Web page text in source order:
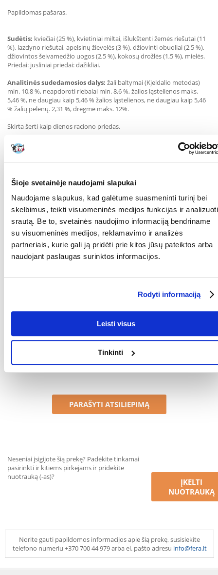
Šioje svetainėje naudojami slapukai
Naudojame slapukus, kad galėtume suasmeninti turinį bei
skelbimus, teikti visuomeninės medijos funkcijas ir analizuoti
srautą. Be to, svetainės naudojimo informaciją bendriname
su visuomeninės medijos, reklamavimo ir analizės
partneriais, kurie gali ją pridėti prie kitos jūsų pateiktos arba
naudojant paslaugas surinktos informacijos.
Rodyti informaciją
Leisti visus
Tinkinti
Papildomas pašaras.
Sudėtis: kviečiai (25 %), kvietiniai miltai, išlukštenti žemės riešutai (11
%), lazdyno riešutai, apelsinų žievelės (3 %), džiovinti obuoliai (2,5 %),
džiovintos šeivamedžio uogos (2,5 %), kokosų drožlės (1,5 %), mielės.
Priedai: jusliniai priedai: dažikliai.
Analitinės sudedamosios dalys: žali baltymai (Kjeldalio metodas)
min. 10,8 %, neapdoroti riebalai min. 8,6 %, žalios ląstelienos maks.
5,46 %, ne daugiau kaip 5,46 % žalios ląstelienos, ne daugiau kaip 5,46
% žalių pelenų. 2,31 %, drėgmė maks. 12%.
Skirta šerti kaip dienos raciono priedas.
PAKUOTĖS SVORIS
(KG):
0.09
PAPILDOMA NAUDA
SVEIKATAI:
Aprūpinimas vitaminais
GAMINTOJAS: VITAPOL
Kokios yra prekių vertinimo taisyklės?
įsigijo. Žvaigždučių įvertinimas yra visų įvertinimų vidurkis.
Nerasta atsiliepimų
PARAŠYTI ATSILIEPIMĄ
Neseniai įsigijote šią prekę? Padėkite tinkamai
pasirinkti ir kitiems pirkėjams ir pridėkite
nuotrauką (-as)?
ĮKELTI
NUOTRAUKĄ
Norite gauti papildomos informacijos apie šią prekę, susisiekite
telefono numeriu +370 700 44 979 arba el. pašto adresu info@fera.lt